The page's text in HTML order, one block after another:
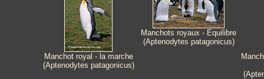
Manchot royal - la marche
(Aptenodytes patagonicus)
Manchots royaux - Equilibre
(Aptenodytes patagonicus)